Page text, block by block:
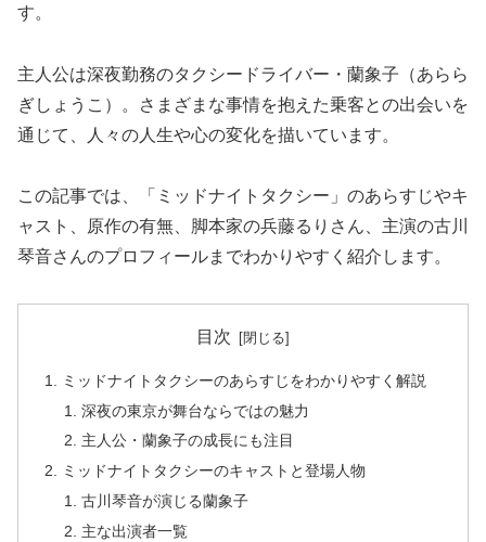
す。
主人公は深夜勤務のタクシードライバー・蘭象子（あらら
ぎしょうこ）。さまざまな事情を抱えた乗客との出会いを
通じて、人々の人生や心の変化を描いています。
この記事では、「ミッドナイトタクシー」のあらすじやキ
ャスト、原作の有無、脚本家の兵藤るりさん、主演の古川
琴音さんのプロフィールまでわかりやすく紹介します。
目次
ミッドナイトタクシーのあらすじをわかりやすく解説
深夜の東京が舞台ならではの魅力
主人公・蘭象子の成長にも注目
ミッドナイトタクシーのキャストと登場人物
古川琴音が演じる蘭象子
主な出演者一覧